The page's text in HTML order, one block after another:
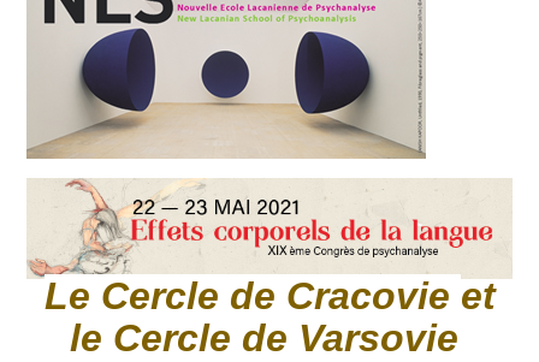
Le Cercle de Cracovie et
le Cercle de Varsovie